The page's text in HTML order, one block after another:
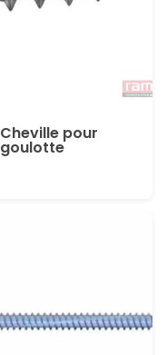
Cheville pour
goulotte